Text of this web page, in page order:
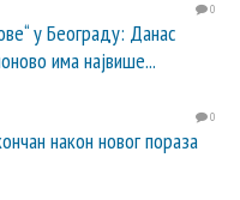
0
у Београду: Данас
има највише...
0
након новог пораза